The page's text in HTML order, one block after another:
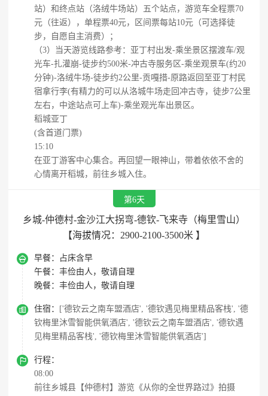
站）和终点站（洛绒牛场站）五个站点，游览车全程票70
元（往返），单程票40元，区间票每站10元（可选择徒
步，自愿自主消费）；
（3）当天游览线路参考：亚丁村出发-乘坐景区摆渡车/观
光车-扎灌崩-徒步约500米-冲古寺服务区-乘坐观景车(约20
分钟)-洛绒牛场-徒步约2公里-贡嘎措-原路返回至亚丁村民
宿拿行李(有精力的可以从洛城牛场走回冲古寺，徒步7公里
左右，中途站点可上车)-乘坐观光车出景区。
稻城亚丁
(含首道门票)
15:10
在亚丁游客中心集合。再回望一眼神山，带着依依不舍的
心情离开稻城，前往乡城入住。
第6天
乡城-仲德村-金沙江大拐弯-德钦-飞来寺（梅里雪山）
【海拔情况：2900-2100-3500米 】
 早餐：
占床含早
午餐： 丰俭由人，敬请自理
晚餐： 丰俭由人，敬请自理
 住宿：
['德钦云之南车盟酒店', '德钦遇见梅里精品客栈', '德
钦梅里沐雪智能供氧酒店', '德钦云之南车盟酒店', '德钦遇
见梅里精品客栈', '德钦梅里沐雪智能供氧酒店']

行程：
08:00
前往乡城县【仲德村】游览《从你的全世界路过》拍摄